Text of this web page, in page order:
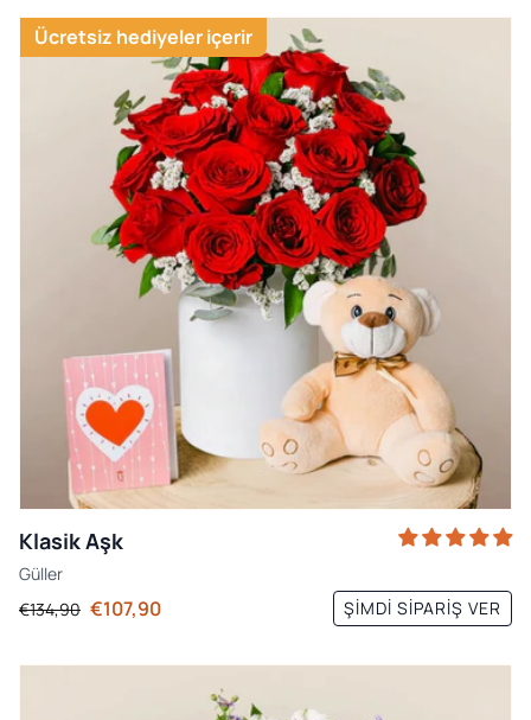
Ücretsiz hediyeler içerir
Klasik Aşk
Güller
€134,90 €107,90 ŞIMDI SIPARIŞ VER